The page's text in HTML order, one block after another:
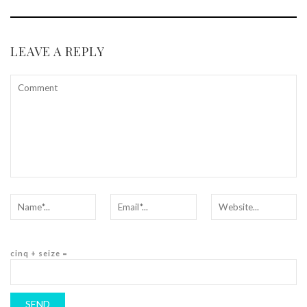
LEAVE A REPLY
cinq + seize =